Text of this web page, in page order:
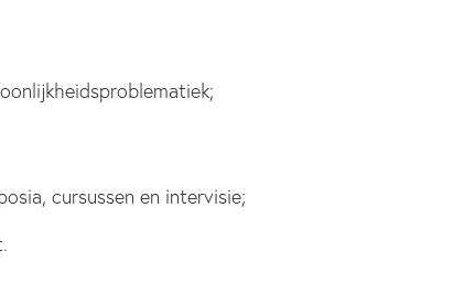
cursussen en intervisie;